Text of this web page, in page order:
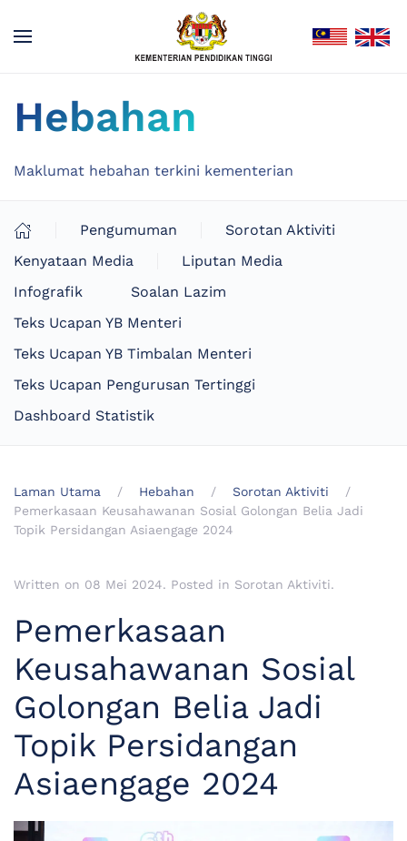
Hebahan
Maklumat hebahan terkini kementerian
Pengumuman
Sorotan Aktiviti
Kenyataan Media
Liputan Media
Infografik
Soalan Lazim
Teks Ucapan YB Menteri
Teks Ucapan YB Timbalan Menteri
Teks Ucapan Pengurusan Tertinggi
Dashboard Statistik
Laman Utama Hebahan
Sorotan Aktiviti
Pemerkasaan Keusahawanan Sosial Golongan Belia Jadi
Topik Persidangan Asiaengage 2024
Written on 08 Mei 2024. Posted in Sorotan Aktiviti.
Pemerkasaan
Keusahawanan Sosial
Golongan Belia Jadi
Topik Persidangan
Asiaengage 2024